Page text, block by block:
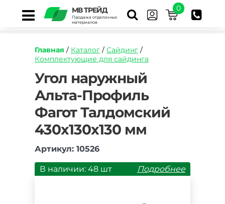
МВ ТРЕЙД
Продажа отделочных
материалов
0
Главная / Каталог / Сайдинг /
Комплектующие для сайдинга
https://mvtrade.ru/images/id/normal/ugol-
naruzhnyy-
alta-
profil-
fagot-
taldomskiy.jpg
Угол наружный
Альта-Профиль
Фагот Талдомский
430х130х130 мм
Артикул: 10526
В наличии: 48 шт Подробнее